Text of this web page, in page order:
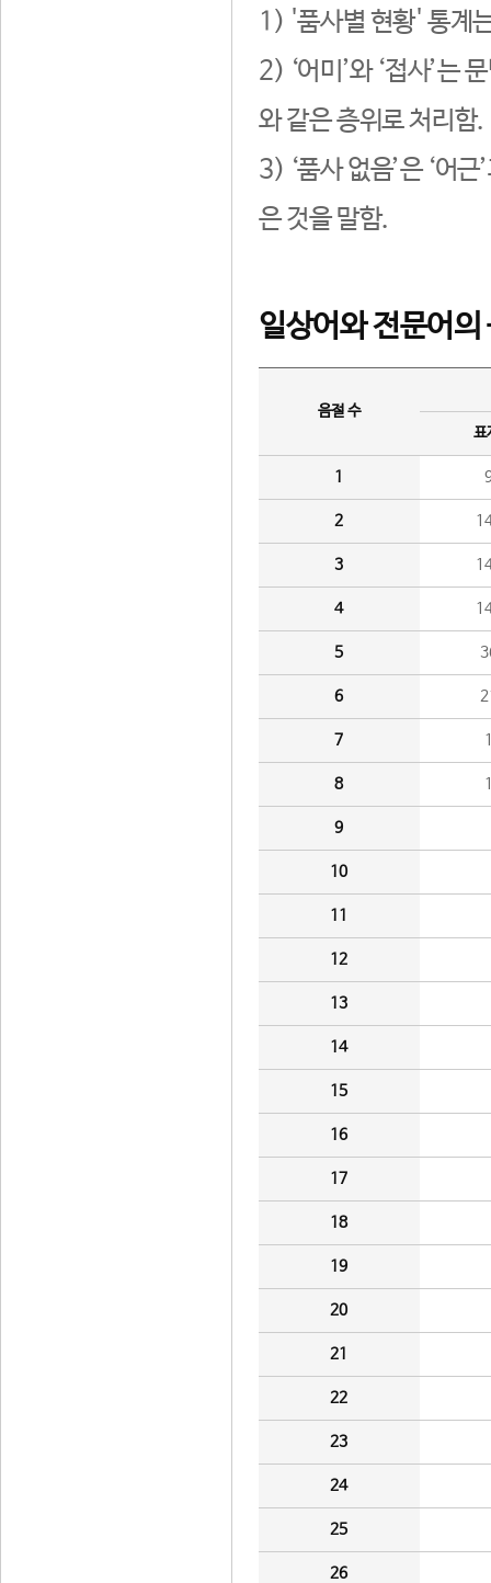
1) '품사별 현황' 통계
2) ‘어미’와 ‘접사’는
와 같은 층위로 처리함.
3) ‘품사 없음’은 ‘어
은 것을 말함.
일상어와 전문어의
음절 수
표
1
2
3
4
5
6
7
8
9
10
11
12
13
14
15
16
17
18
19
20
21
22
23
24
25
26